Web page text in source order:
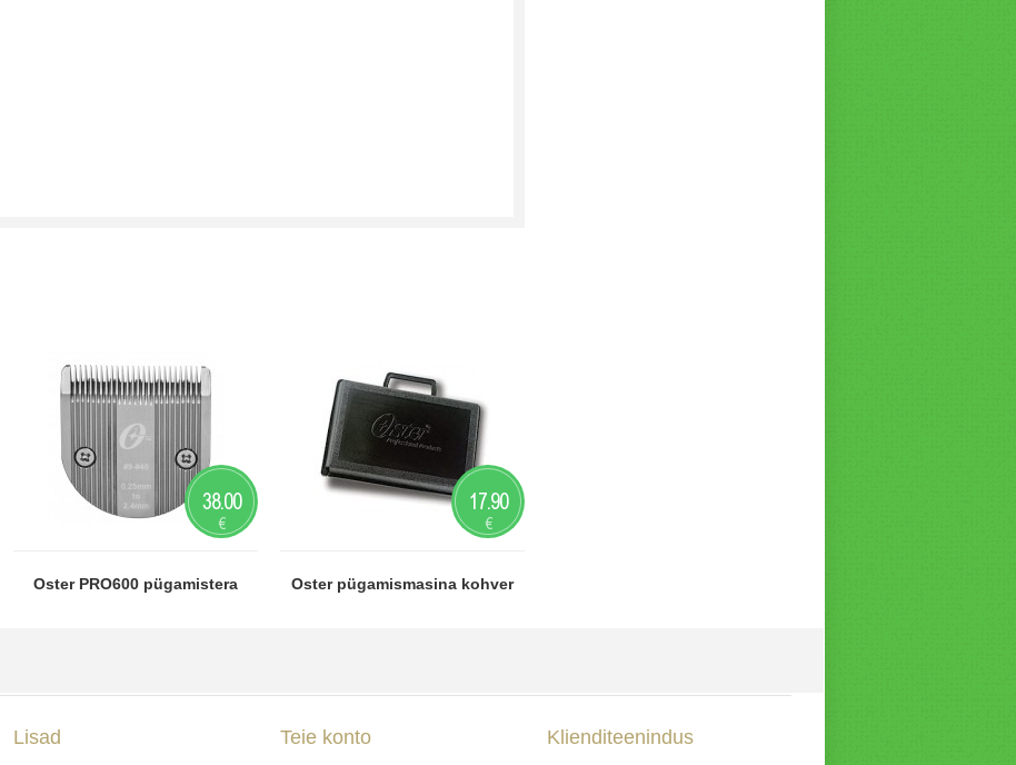
Oster PRO600 pügamistera
38.00
€
Oster pügamismasina kohver
17.90
€
Lisad Teie konto Klienditeenindus